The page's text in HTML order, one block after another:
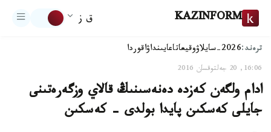
KAZINFORM ق ز
ترەند:2026-سايلاۋ وقيعاتاعايىنداۋاقوردا
16:06, 20 جەلتوقسان 2016
ادام ولگەن كەزدە دەنەسىنىڭ قالاي وزگەرەتىنى
جايلى كەسكىن پايدا بولدى - كەسكىن